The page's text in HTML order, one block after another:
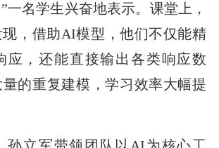
一名学生兴奋地表示。课堂上，
，借助AI模型，他们不仅能精
应，还能直接输出各类响应数
的重复建模，学习效率大幅提